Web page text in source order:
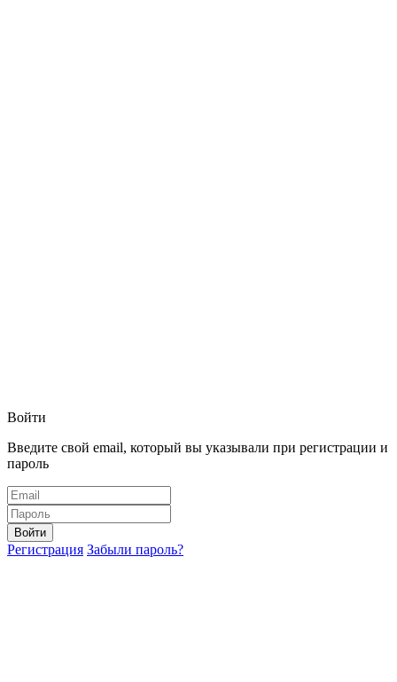
Войти
Введите свой email, который вы указывали при регистрации и
пароль
Войти
Регистрация Забыли пароль?